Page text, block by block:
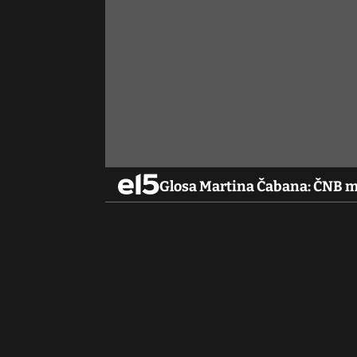
Glosa Martina Čabana: ČNB